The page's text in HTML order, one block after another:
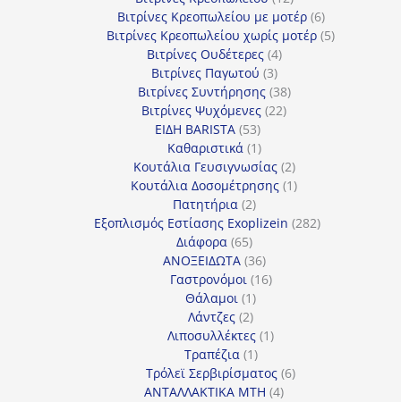
προϊόντα
Βιτρίνες Κρεοπωλείου με μοτέρ 66
προϊόντα
Βιτρίνες Κρεοπωλείου χωρίς μοτέρ 55
Βιτρίνες Ουδέτερες 44
προϊόντα
Βιτρίνες Παγωτού 33
προϊόντα
Βιτρίνες Συντήρησης 3838
προϊόντα
Βιτρίνες Ψυχόμενες 2222
ΕΙΔΗ BARISTA 5353
προϊόντα
Καθαριστικά 11
προϊόν
Κουτάλια Γευσιγνωσίας 22
προϊόντα
Κουτάλια Δοσομέτρησης 11
Πατητήρια 22
προϊόντα
Εξοπλισμός Εστίασης Exoplizein 282282
Διάφορα 6565
προϊόντα
ΑΝΟΞΕΙΔΩΤΑ 3636
προϊόντα
Γαστρονόμοι 1616
Θάλαμοι 11
προϊόν
Λάντζες 22
προϊόντα
Λιποσυλλέκτες 11
Τραπέζια 11
προϊόν
Τρόλεϊ Σερβιρίσματος 66
ΑΝΤΑΛΛΑΚΤΙΚΑ MTH 44